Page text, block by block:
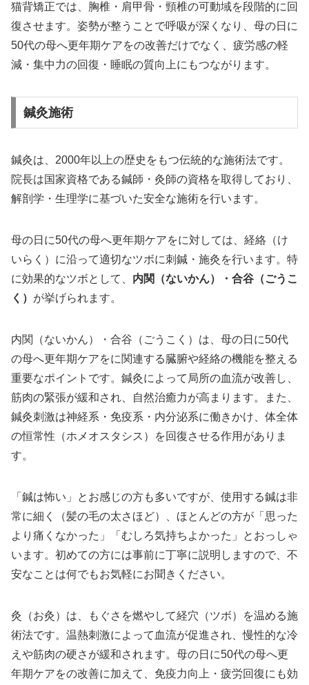
猫背矯正では、胸椎・肩甲骨・頸椎の可動域を段階的に回
復させます。姿勢が整うことで呼吸が深くなり、母の日に
50代の母へ更年期ケアをの改善だけでなく、疲労感の軽
減・集中力の回復・睡眠の質向上にもつながります。
鍼灸施術
鍼灸は、2000年以上の歴史をもつ伝統的な施術法です。
院長は国家資格である鍼師・灸師の資格を取得しており、
解剖学・生理学に基づいた安全な施術を行います。
母の日に50代の母へ更年期ケアをに対しては、経絡（け
いらく）に沿って適切なツボに刺鍼・施灸を行います。特
に効果的なツボとして、 内関（ないかん）・合谷（ごうこ
く） が挙げられます。
内関（ないかん）・合谷（ごうこく）は、母の日に50代
の母へ更年期ケアをに関連する臓腑や経絡の機能を整える
重要なポイントです。鍼灸によって局所の血流が改善し、
筋肉の緊張が緩和され、自然治癒力が高まります。また、
鍼灸刺激は神経系・免疫系・内分泌系に働きかけ、体全体
の恒常性（ホメオスタシス）を回復させる作用がありま
す。
「鍼は怖い」とお感じの方も多いですが、使用する鍼は非
常に細く（髪の毛の太さほど）、ほとんどの方が「思った
より痛くなかった」「むしろ気持ちよかった」とおっしゃ
います。初めての方には事前に丁寧に説明しますので、不
安なことは何でもお気軽にお聞きください。
灸（お灸）は、もぐさを燃やして経穴（ツボ）を温める施
術法です。温熱刺激によって血流が促進され、慢性的な冷
えや筋肉の硬さが緩和されます。母の日に50代の母へ更
年期ケアをの改善に加えて、免疫力向上・疲労回復にも効